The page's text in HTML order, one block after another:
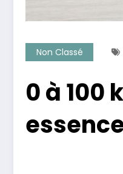
Non Classé
0 à 100